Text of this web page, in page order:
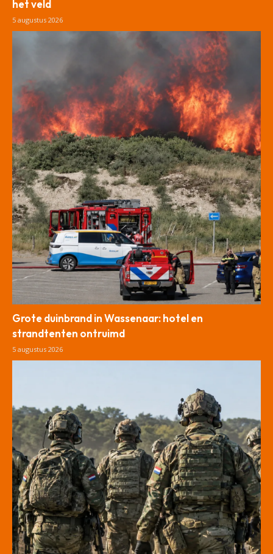
het veld
5 augustus 2026
Grote duinbrand in Wassenaar: hotel en
strandtenten ontruimd
5 augustus 2026